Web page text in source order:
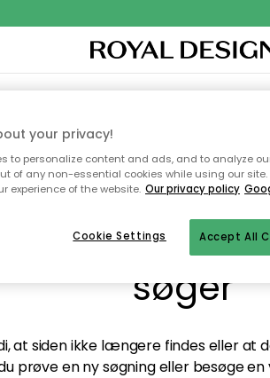
& TÆPPERKØKKENETOPBEVARING
desværre
søger
at siden ikke længere findes eller at
prøve en ny søgning eller besøge
your privacy!
to personalize content and ads, and to analyze
of any non-essential cookies while using our site.
experience of the website. Our privacy policy
Accept All
Cookie Settings